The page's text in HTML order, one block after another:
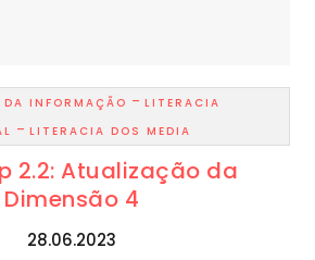
INFORMAÇÃO - LITERACIA
- LITERACIA DOS MEDIA
2.2: Atualização da
Dimensão 4
28.06.2023